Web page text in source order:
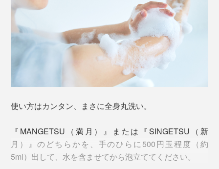
この心地よい香りは、アロマセラピスト、高橋克郎氏の
監修によるもの。高橋氏は、東京・吉祥寺で20年以上続
いている老舗のアロマテラピースクール セリストの校
これまで髪用シャンプーとトリートメント、洗顔フォー
が、たったひとつに。1回1回、洗っては流していた手間
もなくなります。
使い方はカンタン、まさに全身丸洗い。
『MANGETSU（満月）』または『SINGETSU（新
月）』のどちらかを、手のひらに500円玉程度（約
5ml）出して、水を含ませてから泡立ててください。